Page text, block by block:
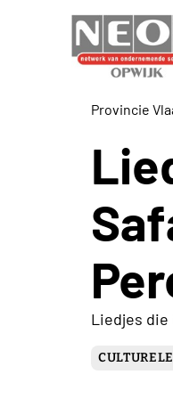
Provincie
Liedjes